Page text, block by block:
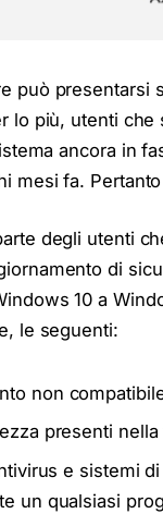
può presentarsi
lo più, utenti che
ancora in
mesi fa.
degli utenti
di
10 a
le seguenti:
non
presenti
e sistemi
un qualsiasi